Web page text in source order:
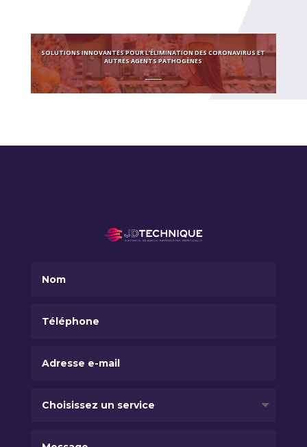
SOLUTIONS INNOVANTESPOUR L’ÉLIMINATION DES CORONAVIRUS ET
AUTRES AGENTS PATHOGÈNES
______